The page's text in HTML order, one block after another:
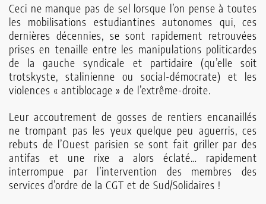
publications
Contact
Ceci ne manque pas de sel lorsque l’on pense à toutes
les mobilisations estudiantines autonomes qui, ces
dernières décennies, se sont rapidement retrouvées
prises en tenaille entre les manipulations politicardes
de la gauche syndicale et partidaire (qu’elle soit
trotskyste, stalinienne ou social-démocrate) et les
violences « antiblocage » de l’extrême-droite.
Leur accoutrement de gosses de rentiers encanaillés
ne trompant pas les yeux quelque peu aguerris, ces
rebuts de l’Ouest parisien se sont fait griller par des
antifas et une rixe a alors éclaté… rapidement
interrompue par l’intervention des membres des
services d’ordre de la CGT et de Sud/Solidaires !